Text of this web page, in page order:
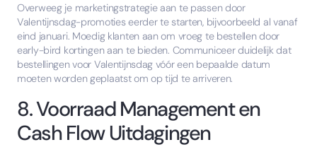
Overweeg je marketingstrategie aan te passen door
Valentijnsdag-promoties eerder te starten, bijvoorbeeld al vanaf
eind januari. Moedig klanten aan om vroeg te bestellen door
early-bird kortingen aan te bieden. Communiceer duidelijk dat
bestellingen voor Valentijnsdag vóór een bepaalde datum
moeten worden geplaatst om op tijd te arriveren.
8. Voorraad Management en
Cash Flow Uitdagingen